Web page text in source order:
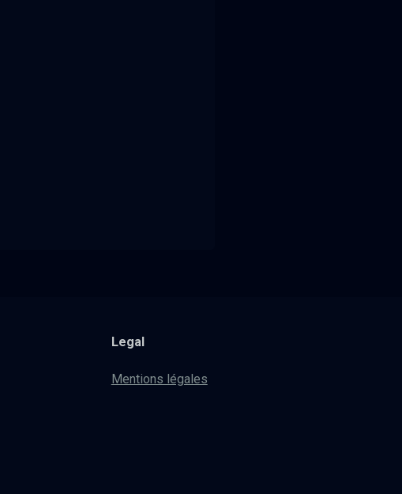
Legal
Mentions légales